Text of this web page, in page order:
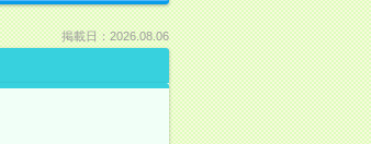
掲載日：2026.08.06